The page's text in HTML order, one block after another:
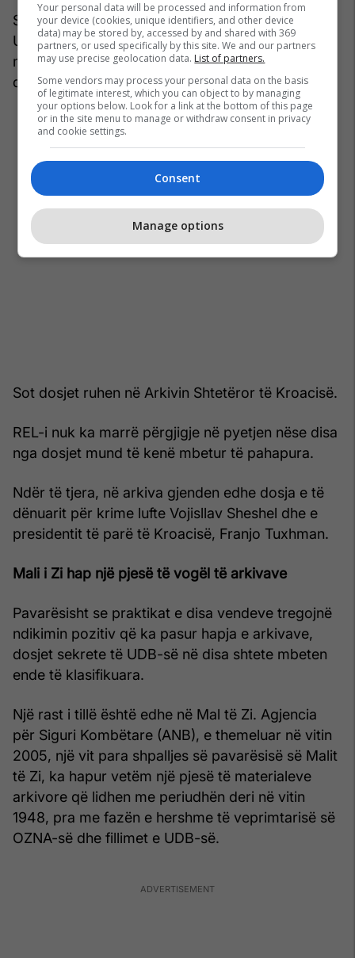
Si Sllovenia, edhe Kroacia i ka hapur arkivat e
UDB-së. Midis 15 dhe 20 mijë dosjesh, të
mbledhura deri në fillim të viteve ’90, u bënë të
qasshme për publikun.
Sot dosjet ruhen në Arkivin Shtetëror të Kroacisë.
REL-i nuk ka marrë përgjigje në pyetjen nëse disa
nga dosjet mund të kenë mbetur të pahapura.
Ndër të tjera, në arkiva gjenden edhe dosja e të
dënuarit për krime lufte Vojisllav Sheshel dhe e
presidentit të parë të Kroacisë, Franjo Tuxhman.
Mali i Zi hap një pjesë të vogël të arkivave
Pavarësisht se praktikat e disa vendeve tregojnë
ndikimin pozitiv që ka pasur hapja e arkivave,
dosjet sekrete të UDB-së në disa shtete mbeten
ende të klasifikuara.
Një rast i tillë është edhe në Mal të Zi. Agjencia
për Siguri Kombëtare (ANB), e themeluar në vitin
2005, një vit para shpalljes së pavarësisë së Malit
të Zi, ka hapur vetëm një pjesë të materialeve
arkivore që lidhen me periudhën deri në vitin
1948, pra me fazën e hershme të veprimtarisë së
OZNA-së dhe fillimet e UDB-së.
Your personal data will be processed and information from
your device (cookies, unique identifiers, and other device
data) may be stored by, accessed by and shared with 369
partners, or used specifically by this site. We and our partners
may use precise geolocation data. List of partners.
Some vendors may process your personal data on the basis
of legitimate interest, which you can object to by managing
your options below. Look for a link at the bottom of this page
or in the site menu to manage or withdraw consent in privacy
and cookie settings.
Consent
Manage options